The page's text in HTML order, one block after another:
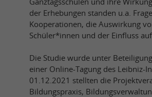
der Erhebungen standen u.a.
Kooperationen, die Auswirkung
Schüler*innen und der Einfluss
Die Studie wurde unter
einer Online-Tagung des Leibniz-
01.12.2021 stellten die
Bildungspraxis,